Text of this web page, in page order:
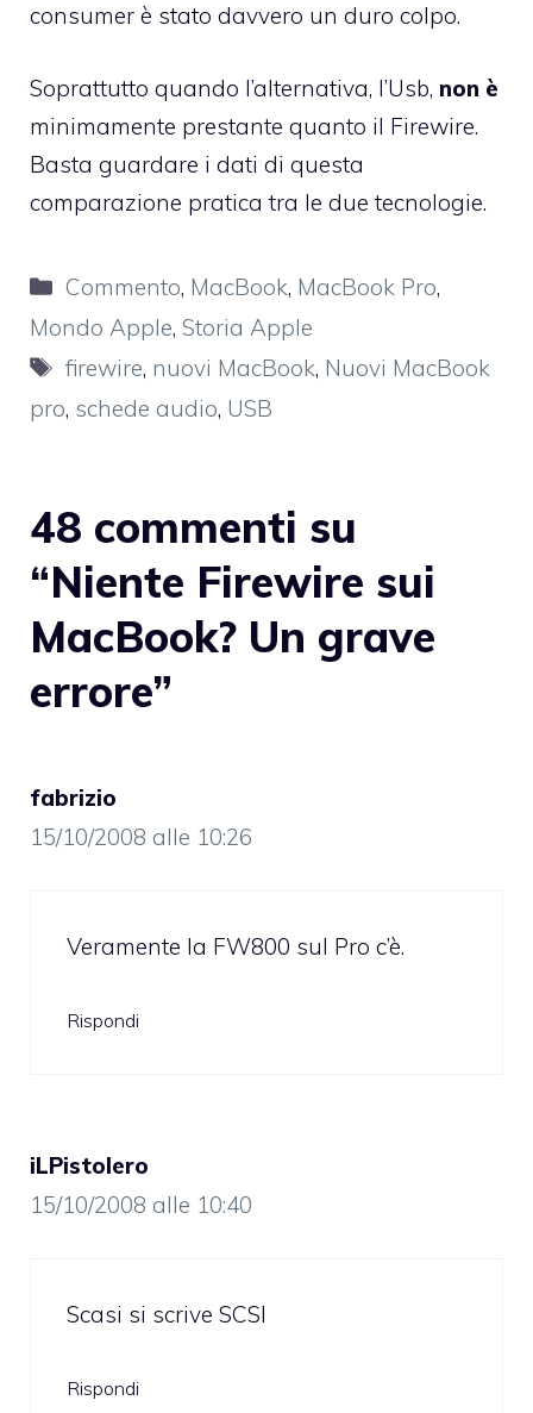
consumer è stato davvero un duro colpo.
Soprattutto quando l’alternativa, l’Usb, non è
minimamente prestante quanto il Firewire.
Basta guardare i dati di questa
comparazione pratica tra le due tecnologie.
Categorie
Commento, MacBook, MacBook Pro,
Mondo Apple, Storia Apple
Tag
firewire, nuovi MacBook, Nuovi MacBook
pro, schede audio, USB
48 commenti su
“Niente Firewire sui
MacBook? Un grave
errore”
fabrizio
15/10/2008 alle 10:26
Veramente la FW800 sul Pro c’è.
Rispondi
iLPistolero
15/10/2008 alle 10:40
Scasi si scrive SCSI
Rispondi